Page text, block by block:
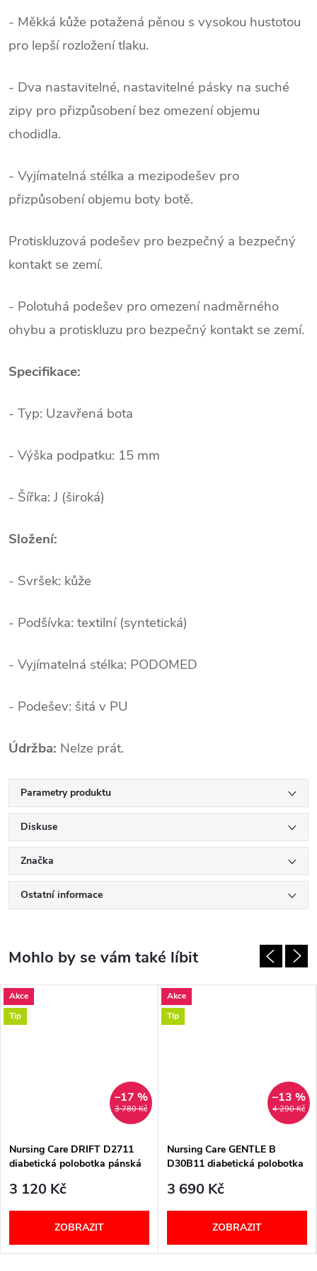
- Měkká kůže potažená pěnou s vysokou hustotou
pro lepší rozložení tlaku.
- Dva nastavitelné, nastavitelné pásky na suché
zipy pro přizpůsobení bez omezení objemu
chodidla.
- Vyjímatelná stélka a mezipodešev pro
přizpůsobení objemu boty botě.
Protiskluzová podešev pro bezpečný a bezpečný
kontakt se zemí.
- Polotuhá podešev pro omezení nadměrného
ohybu a protiskluzu pro bezpečný kontakt se zemí.
Specifikace:
- Typ: Uzavřená bota
- Výška podpatku: 15 mm
- Šířka: J (široká)
Složení:
- Svršek: kůže
- Podšívka: textilní (syntetická)
- Vyjímatelná stélka: PODOMED
- Podešev: šitá v PU
Údržba: Nelze prát.
Parametry produktu
Diskuse
Značka
Ostatní informace
Akce
Tip
3 780 Kč
–17 %
Nursing Care DRIFT D2711
diabetická polobotka pánská
3 120 Kč
ZOBRAZIT
Akce
Tip
4 290 Kč
–13 %
Nursing Care GENTLE B
D30B11 diabetická polobotka
3 690 Kč
ZOBRAZIT